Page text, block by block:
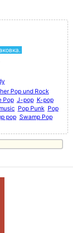
Pop und Rock
Pop J-pop K-pop
Pop Punk Pop
pop Swamp Pop